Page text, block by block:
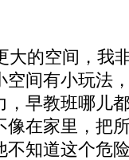
的空间，我
间有小玩法
早教班哪儿
在家里，把
知道这个危